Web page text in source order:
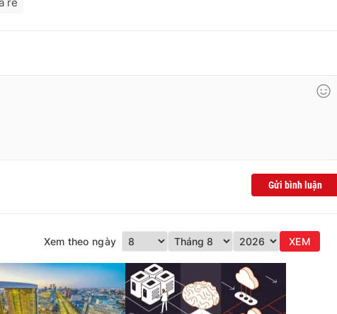
rẻ
Gửi bình luận
Xem theo ngày XEM